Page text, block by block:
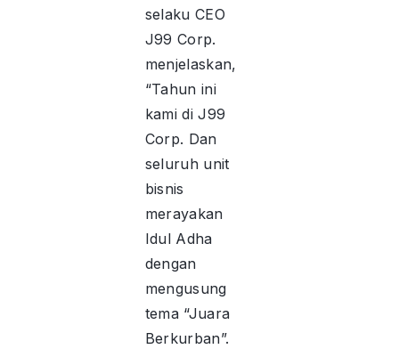
selaku CEO
J99 Corp.
menjelaskan,
“Tahun ini
kami di J99
Corp. Dan
seluruh unit
bisnis
merayakan
Idul Adha
dengan
mengusung
tema “Juara
Berkurban”.